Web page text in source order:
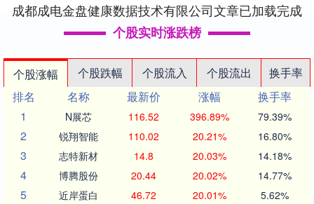
成都成电金盘健康数据技术有限公司文章已加载完成
个股实时涨跌榜
个股涨幅 个股跌幅 个股流入 个股流出
换手率
排名
名称 最新价 涨幅
换手率
1
N展芯 116.52 396.89% 79.39%
2 锐翔智能 110.02 20.21% 16.80%
3 志特新材 14.8 20.03% 14.18%
4 博腾股份 20.44 20.02% 14.77%
5 近岸蛋白 46.72 20.01% 5.62%